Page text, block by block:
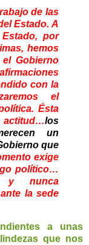
de las
Estado. A
por
hemos
Gobierno
con la
el
Ésta
actitud…los
un
que
exige
político…
y nunca
la sede
a unas
que nos